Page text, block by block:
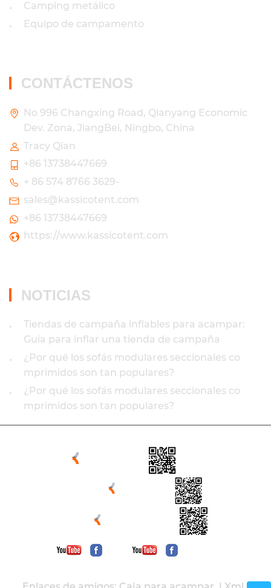
• Camping metálico
• Equipo de campamento
CONTÁCTENOS
No 996 Changxing Road, Qianyang Economic
Dev. Zona, JiangBei, Ningbo, China
Tracy Qian
+86 13738447669
+ 86 574 8766 3629-
sales@kassicotent.com
+86 13738447669
https://www.kassicotent.com
NOTICIAS
•
Tiendas de campaña inflables para acampar:
Guía para inflar una tienda de campaña
•
¿Por qué los sofás modulares seccionales co
mprimidos son tan populares?
•
¿Por qué los sofás modulares seccionales co
mprimidos son tan populares?